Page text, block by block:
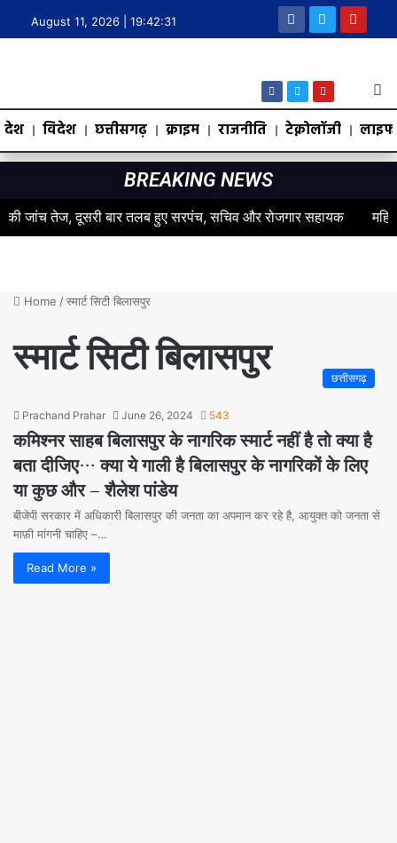
August 11, 2026 | 19:42:32
देश विदेश छत्तीसगढ़ क्राइम राजनीति टेक्नोलॉजी
BREAKING NEWS
तेज, दूसरी बार तलब हुए सरपंच, सचिव और रोजगार सहायक महिलाओं के
Home /स्मार्ट सिटी बिलासपुर
स्मार्ट सिटी बिलासपुर छत्तीसगढ़
Prachand Prahar June 26, 2024 543
कमिश्नर साहब बिलासपुर के नागरिक स्मार्ट नहीं है तो क्या है
बता दीजिए… क्या ये गाली है बिलासपुर के नागरिकों के लिए
या कुछ और – शैलेश पांडेय
बीजेपी सरकार में अधिकारी बिलासपुर की जनता का अपमान कर रहे है, आयुक्त को जनता से
माफ़ी मांगनी चाहिए –…
Read More »